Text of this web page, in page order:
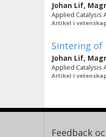
Johan Lif,
Applied Catalysis
Artikel i
Sintering of
Johan Lif,
Applied Catalysis
Artikel i
Feedback